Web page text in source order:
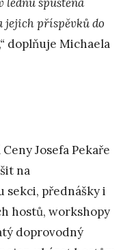
jejich příspěvků do
doplňuje Michaela
Josefa Pekaře
na
sekci, přednášky i
hostů, workshopy
doprovodný